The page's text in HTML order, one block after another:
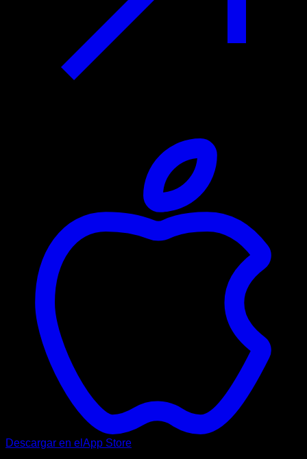
Descargar en el App Store